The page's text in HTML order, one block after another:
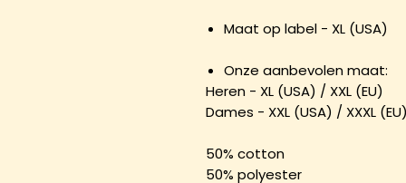
Maat op label - XL (USA)
Onze aanbevolen maat:
Heren - XL (USA) / XXL (EU)
Dames - XXL (USA) / XXXL
50% cotton
50% polyester